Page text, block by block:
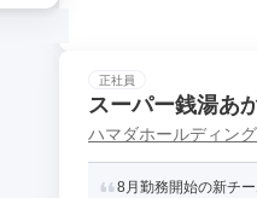
正社員
スーパー銭湯あ
ハマダホールディン
8月勤務開始の新チ